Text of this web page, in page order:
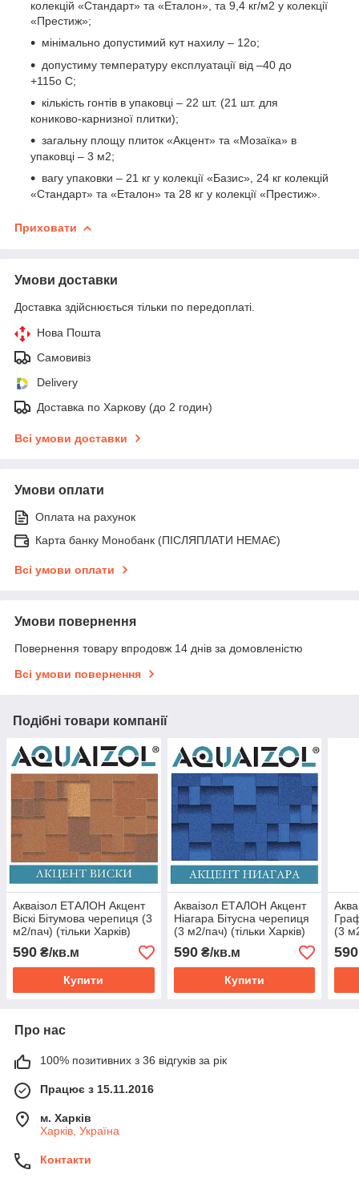
колекцій «Стандарт» та «Еталон», та 9,4 кг/м2 у колекції
«Престиж»;
мінімально допустимий кут нахилу – 12о;
допустиму температуру експлуатації від –40 до
+115о С;
кількість гонтів в упаковці – 22 шт. (21 шт. для
кониково-карнизної плитки);
загальну площу плиток «Акцент» та «Мозаїка» в
упаковці – 3 м2;
вагу упаковки – 21 кг у колекції «Базис», 24 кг колекцій
«Стандарт» та «Еталон» та 28 кг у колекції «Престиж».
Приховати
Умови доставки
Доставка здійснюється тільки по передоплаті.
Нова Пошта
Самовивіз
Delivery
Доставка по Харкову (до 2 годин)
Всі умови доставки
Умови оплати
Оплата на рахунок
Карта банку Монобанк (ПІСЛЯПЛАТИ НЕМАЄ)
Всі умови оплати
Умови повернення
Повернення товару впродовж 14 днів за домовленістю
Всі умови повернення
Подібні товари компанії
Акваізол ЕТАЛОН Акцент
Віскі Бітумова черепиця (3
м2/пач) (тільки Харків)
590 ₴/кв.м
Купити
Акваізол ЕТАЛОН Акцент
Ніагара Бітусна черепиця
(3 м2/пач) (тільки Харків)
590₴/кв.м
Купити
(3
590
Про нас
100% позитивних з 36 відгуків за рік
Працює з 15.11.2016
м. Харків
Харків, Україна
Контакти